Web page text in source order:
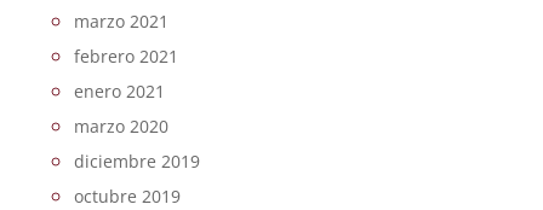
marzo 2021
febrero 2021
enero 2021
marzo 2020
diciembre 2019
octubre 2019